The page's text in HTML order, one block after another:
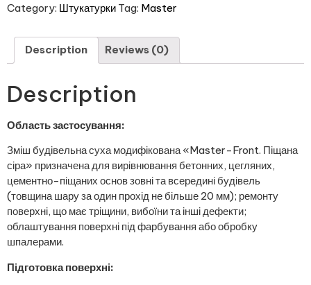
Category: Штукатурки Tag: Master
Description Reviews (0)
Description
Область застосування:
Зміш будівельна суха модифікована «Master-Front. Піщана
сіра» призначена для вирівнювання бетонних, цегляних,
цементно-піщаних основ зовні та всередині будівель
(товщина шару за один прохід не більше 20 мм); ремонту
поверхні, що має тріщини, вибоїни та інші дефекти;
облаштування поверхні під фарбування або обробку
шпалерами.
Підготовка поверхні: